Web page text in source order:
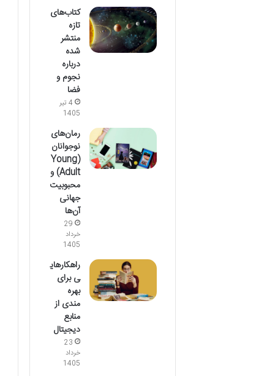
کتاب‌های
تازه
منتشر
شده
درباره
نجوم و
فضا
4 تیر
1405
رمان‌های
نوجوانان
(Young
Adult) و
محبوبیت
جهانی
آن‌ها
29
خرداد
1405
راهکارهای
ی برای
بهره
مندی از
منابع
دیجیتال
23
خرداد
1405